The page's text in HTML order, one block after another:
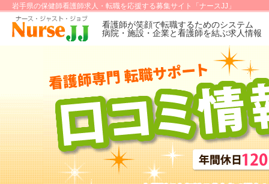
岩手県の保健師看護師求人・転職を応援する募集サイト「ナースJJ」
看護師が笑顔で転職するためのシステム
病院・施設・企業と看護師を結ぶ求人情報